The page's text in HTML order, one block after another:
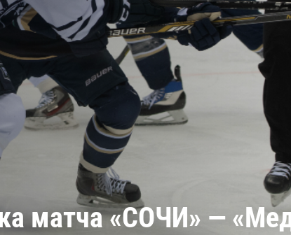
матча «СОЧИ» —